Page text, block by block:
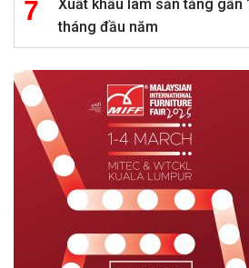
Xuất khẩu lâm sản tăng gần
tháng đầu năm